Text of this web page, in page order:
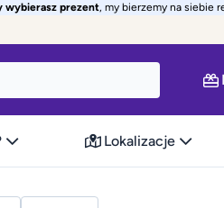
wybierasz prezent, my bierzemy na siebie
Lokalizacje